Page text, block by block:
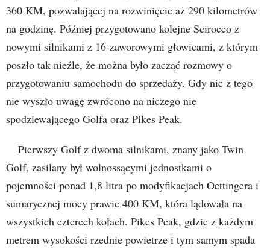
360 KM, pozwalającej na rozwinięcie aż 290 kilometrów
na godzinę. Później przygotowano kolejne Scirocco z
nowymi silnikami z 16-zaworowymi głowicami, z którym
poszło tak nieźle, że można było zacząć rozmowy o
przygotowaniu samochodu do sprzedaży. Gdy nic z tego
nie wyszło uwagę zwrócono na niczego nie
spodziewającego Golfa oraz Pikes Peak.
Pierwszy Golf z dwoma silnikami, znany jako Twin
Golf, zasilany był wolnossącymi jednostkami o
pojemności ponad 1,8 litra po modyfikacjach Oettingera i
sumarycznej mocy prawie 400 KM, która lądowała na
wszystkich czterech kołach. Pikes Peak, gdzie z każdym
metrem wysokości rzednie powietrze i tym samym spada